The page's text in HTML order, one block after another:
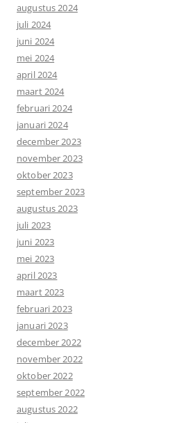
augustus 2024
juli 2024
juni 2024
mei 2024
april 2024
maart 2024
februari 2024
januari 2024
december 2023
november 2023
oktober 2023
september 2023
augustus 2023
juli 2023
juni 2023
mei 2023
april 2023
maart 2023
februari 2023
januari 2023
december 2022
november 2022
oktober 2022
september 2022
augustus 2022